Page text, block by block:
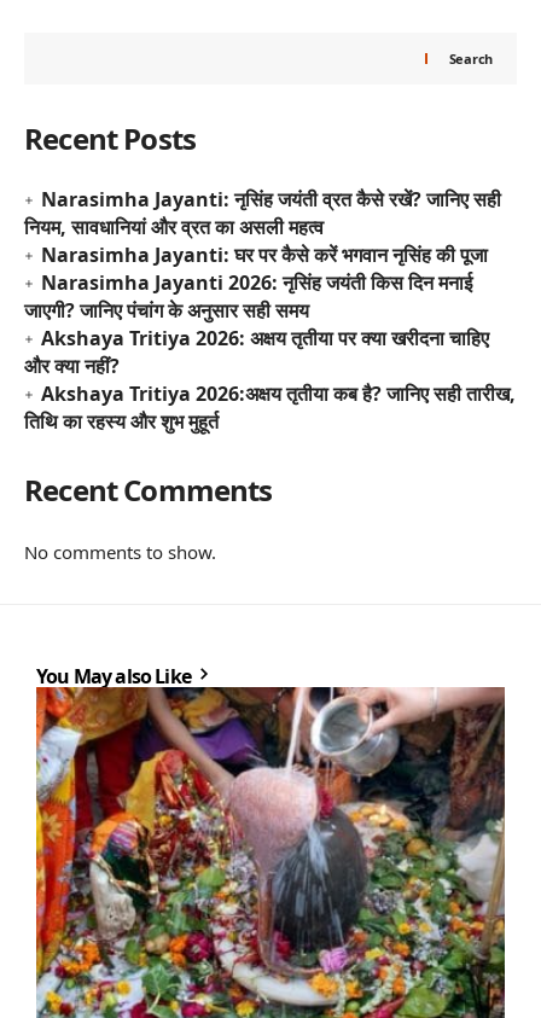
Search
Recent Posts
Narasimha Jayanti: नृसिंह जयंती व्रत कैसे रखें? जानिए सही
नियम, सावधानियां और व्रत का असली महत्व
Narasimha Jayanti: घर पर कैसे करें भगवान नृसिंह की पूजा
Narasimha Jayanti 2026: नृसिंह जयंती किस दिन मनाई
जाएगी? जानिए पंचांग के अनुसार सही समय
Akshaya Tritiya 2026: अक्षय तृतीया पर क्या खरीदना चाहिए
और क्या नहीं?
Akshaya Tritiya 2026:अक्षय तृतीया कब है? जानिए सही तारीख,
तिथि का रहस्य और शुभ मुहूर्त
Recent Comments
No comments to show.
You May also Like